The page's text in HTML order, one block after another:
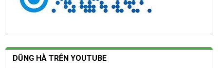
DŨNG HÀ TRÊN YOUTUBE